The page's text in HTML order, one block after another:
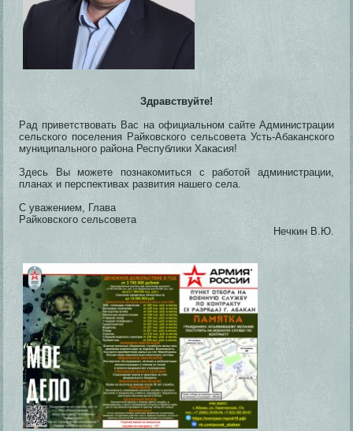
Здравствуйте!
Рад приветствовать Вас на официальном сайте Администрации
сельского поселения Райковского сельсовета Усть-Абаканского
муниципального района Республики Хакасия!
Здесь Вы можете познакомиться с работой администрации,
планах и перспективах развития нашего села.
С уважением, Глава
Райковского сельсовета
Нечкин В.Ю.